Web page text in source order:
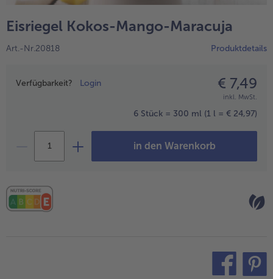
alle Obst
alle Süße Vielfalt
Confiserie & Feinkost
alle Küchenhelfer
Eisriegel Kokos-Mango-Maracuja
Art.-Nr.20818 Produktdetails
Preisangabe
Verfügbarkeit? Login € 7,49
inkl. MwSt.
6 Stück = 300 ml (1 l = € 24,97)
in den Warenkorb